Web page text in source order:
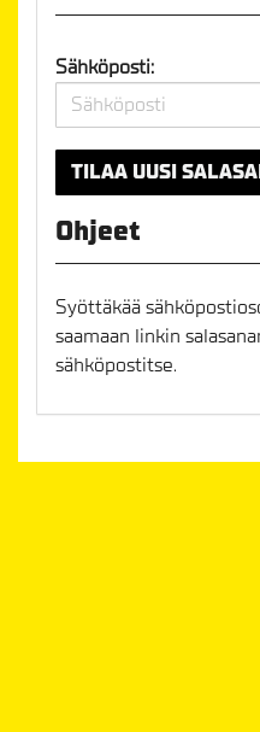
Sähköposti:
TILAA UUSI
Ohjeet
Syöttäkää
saamaan linkin
sähköpostitse.